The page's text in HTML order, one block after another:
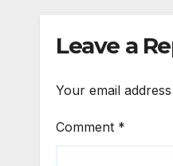
Leave a
Your email
Comment *